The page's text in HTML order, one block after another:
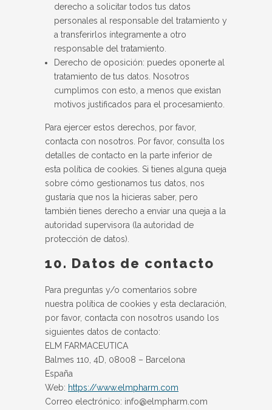
derecho a solicitar todos tus datos
personales al responsable del tratamiento y
a transferirlos íntegramente a otro
responsable del tratamiento.
Derecho de oposición: puedes oponerte al
tratamiento de tus datos. Nosotros
cumplimos con esto, a menos que existan
motivos justificados para el procesamiento.
Para ejercer estos derechos, por favor,
contacta con nosotros. Por favor, consulta los
detalles de contacto en la parte inferior de
esta política de cookies. Si tienes alguna queja
sobre cómo gestionamos tus datos, nos
gustaría que nos la hicieras saber, pero
también tienes derecho a enviar una queja a la
autoridad supervisora (la autoridad de
protección de datos).
10. Datos de contacto
Para preguntas y/o comentarios sobre
nuestra política de cookies y esta declaración,
por favor, contacta con nosotros usando los
siguientes datos de contacto:
ELM FARMACEUTICA
Balmes 110, 4D, 08008 – Barcelona
España
Web: https://www.elmpharm.com
Correo electrónico: info@elmpharm.com